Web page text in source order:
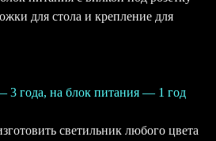
для стола и крепление для
3 года, на блок питания — 1 год
светильник любого цвета